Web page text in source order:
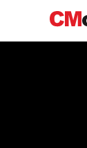
主